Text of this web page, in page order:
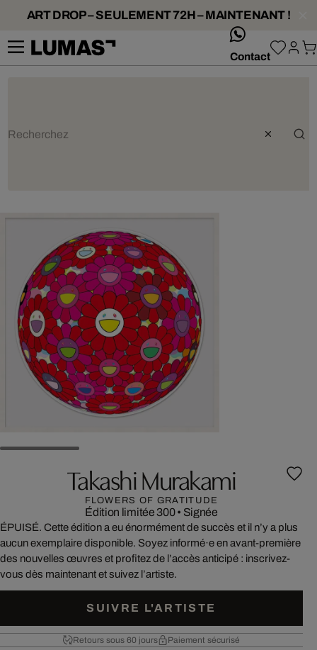
ART DROP – SEULEMENT 72H – MAINTENANT !
Contact
Takashi Murakami
FLOWERS OF GRATITUDE
Édition limitée 300• Signée
ÉPUISÉ. Cette édition a eu énormément de succès et il n’y a plus
aucun exemplaire disponible. Soyez informé·e en avant-première
des nouvelles œuvres et profitez de l’accès anticipé : inscrivez-
vous dès maintenant et suivez l’artiste.
SUIVRE L'ARTISTE
Retours sous 60 jours Paiement sécurisé